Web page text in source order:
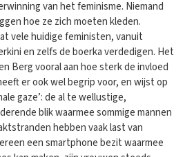
van het feminisme. Niemand
hoe ze zich moeten kleden.
vele huidige feministen, vanuit
en zelfs de boerka verdedigen. Het
Berg vooral aan hoe sterk de invloed
er ook wel begrip voor, en wijst op
gaze’: de al te wellustige,
blik waarmee sommige mannen
hebben vaak last van
een smartphone bezit waarmee